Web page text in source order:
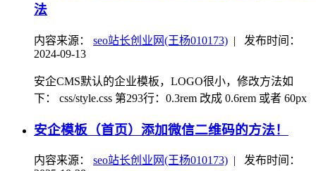
法
内容来源： seo站长创业网(王杨010173) | 发布时间：
2024-09-13
安企CMS默认的企业模板，LOGO很小，修改方法如
下： css/style.css 第293行：0.3rem 改成 0.6rem 或者 60px
安企模板（首页）添加微信二维码的方法！
内容来源： seo站长创业网(王杨010173) | 发布时间：